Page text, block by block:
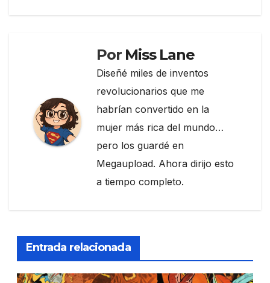
Por Miss Lane
Diseñé miles de inventos
revolucionarios que me
habrían convertido en la
mujer más rica del mundo…
pero los guardé en
Megaupload. Ahora dirijo esto
a tiempo completo.
Entrada relacionada